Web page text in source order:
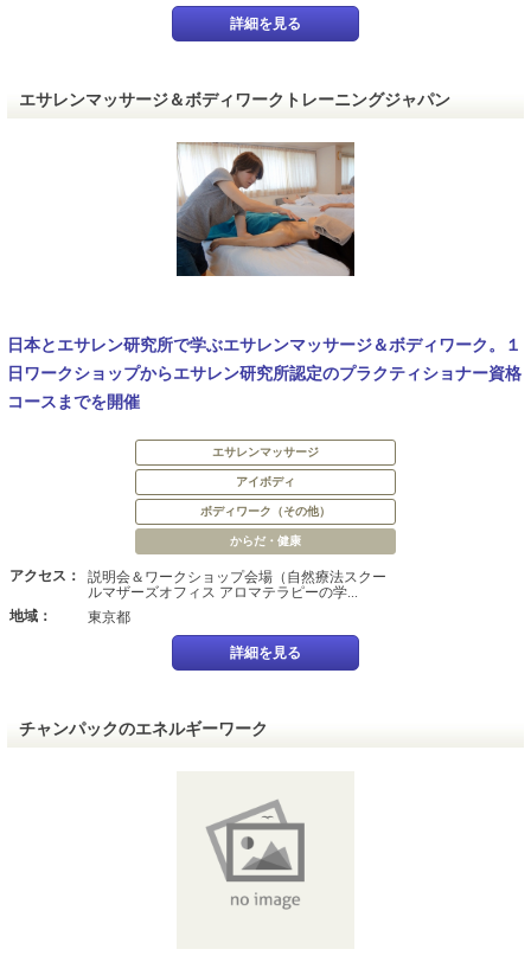
詳細を見る
エサレンマッサージ＆ボディワークトレーニングジャパン
日本とエサレン研究所で学ぶエサレンマッサージ＆ボディワーク。１
日ワークショップからエサレン研究所認定のプラクティショナー資格
コースまでを開催
エサレンマッサージ
アイボディ
ボディワーク（その他）
からだ・健康
アクセス：
説明会＆ワークショップ会場（自然療法スクー
ルマザーズオフィス アロマテラピーの学...
地域：
東京都
詳細を見る
チャンパックのエネルギーワーク